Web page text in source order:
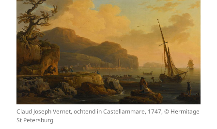
Claud Joseph Vernet, ochtend in Castellammare, 1747, © Hermitage
St Petersburg